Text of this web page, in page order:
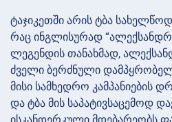
ტაჯიკეთში არის ტბა
რაც ინგლისურად
ლეგენდის თანახმად,
ძველი ბერძნული
მისი სამხედრო კამპანიების
და ტბა მის საპატივსაცემოდ